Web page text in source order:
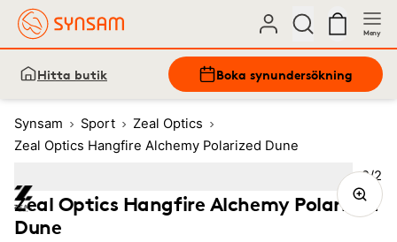
Meny
Hitta butik Boka synundersökning
Synsam Sport
Zeal Optics
Zeal Optics Hangfire Alchemy Polarized Dune
Zeal Optics Hangfire Alchemy Polarized
Dune
Bild
2/2
(Current image)